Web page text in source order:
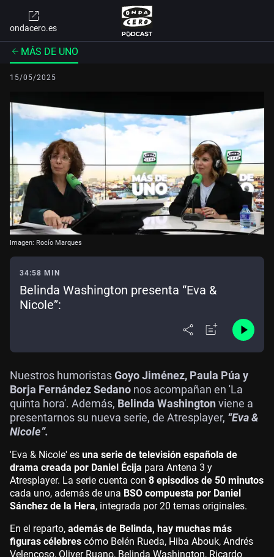
ondacero.es
MÁS DE UNO
15/05/2025
Imagen: Rocío Marques
34:58 MIN
Belinda Washington presenta “Eva &
Nicole”:
Nuestros humoristasGoyo Jiménez, Paula Púa y
Borja Fernández Sedano nos acompañan en 'La
quinta hora'. Además, Belinda Washingtonviene a
presentarnos su nueva serie, de Atresplayer, “Eva &
Nicole”.
'Eva & Nicole' es una serie de televisión española de
drama creada por Daniel Écija para Antena 3 y
Atresplayer. La serie cuenta con 8 episodios de 50 minutos
cada uno, además de una BSO compuesta por Daniel
Sánchez de la Hera, integrada por 20 temas originales.
En el reparto, además de Belinda, hay muchas más
figuras célebres cómo Belén Rueda, Hiba Abouk, Andrés
Velencoso, Oliver Ruano, Belinda Washington, Ricardo